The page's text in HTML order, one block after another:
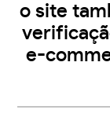
o site
e-